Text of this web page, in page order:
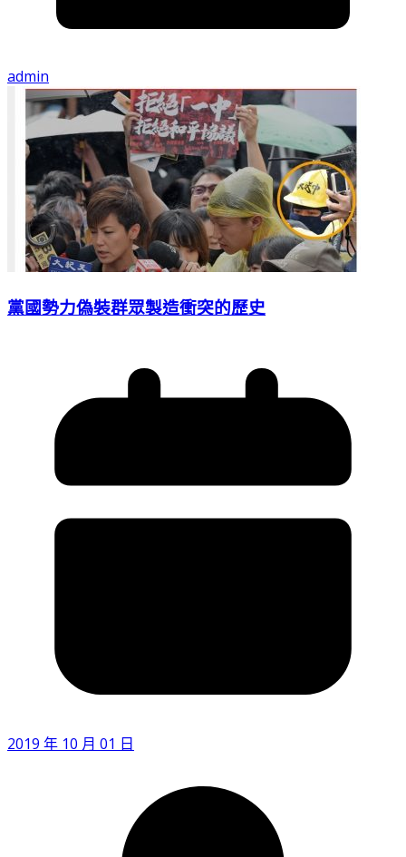
admin
黨國勢力偽裝群眾製造衝突的歷史
2019 年 10 月 01 日